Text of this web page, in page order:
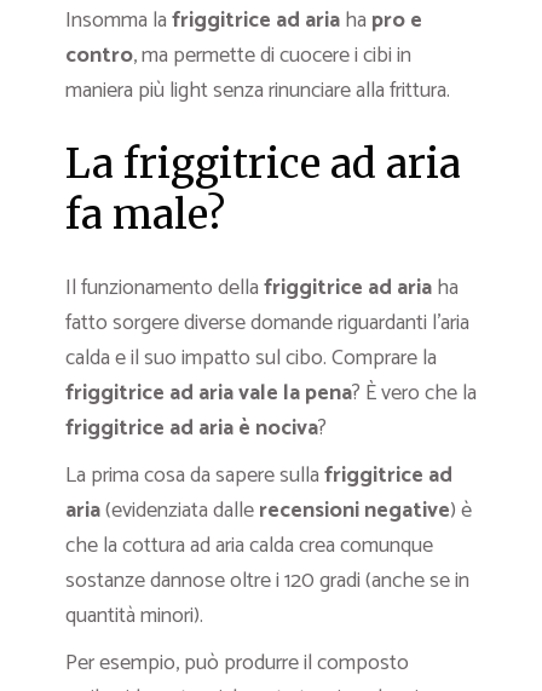
Insomma lafriggitrice ad ariaha pro e
contro, ma permette di cuocere i cibi in
maniera più light senza rinunciare alla frittura.
La friggitrice ad aria
fa male?
Il funzionamento dellafriggitrice ad ariaha
fatto sorgere diverse domande riguardanti l’aria
calda e il suo impatto sul cibo. Comprare la
friggitrice ad aria vale la pena? È vero che la
friggitrice ad aria è nociva?
La prima cosa da sapere sullafriggitrice ad
aria(evidenziata dallerecensioni negative) è
che la cottura ad aria calda crea comunque
sostanze dannose oltre i 120 gradi (anche se in
quantità minori).
Per esempio, può produrre il composto